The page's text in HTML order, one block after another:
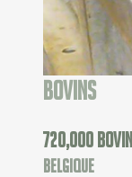
Bovins
720,000
Belgique